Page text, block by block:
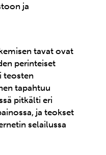
ja
tavat ovat
perinteiset
teosten
tapahtuu
pitkälti eri
ja teokset
selailussa